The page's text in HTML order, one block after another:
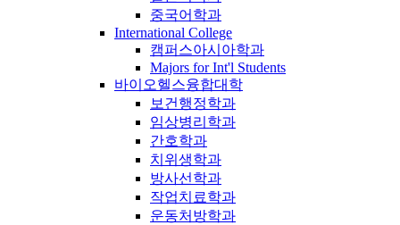
중국어학과
International College
캠퍼스아시아학과
Majors for Int'l Students
바이오헬스융합대학
보건행정학과
임상병리학과
간호학과
치위생학과
방사선학과
작업치료학과
운동처방학과